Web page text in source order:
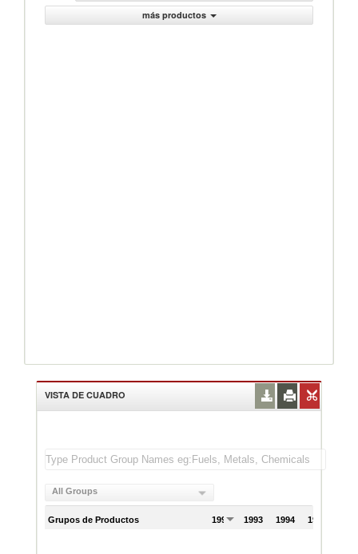
más productos
VISTA DE CUADRO
All Groups
Grupos de Productos 1992 1993 1994 1995